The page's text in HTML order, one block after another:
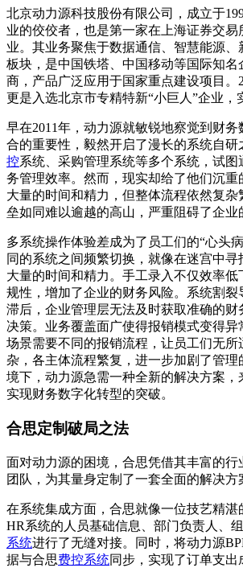
北京动力源科技股份有限公司，成立于
业的佼佼者，也是第一家在上海证券交易
业。其业务聚焦于数据通信、智慧能源
板块，是中国铁塔、中国移动等国际知名
商，产品广泛应用于国家重点建设项目。
更是入选北京市专精特新“小巨人”企业，
早在2011年，动力源就敏锐地察觉到财
合的重要性，毅然开启了漫长的系统自研
控系统、采购管理系统等多个系统，试
务管理效率。然而，现实却给了他们沉重
大量的时间和精力，但整体流程依然复
垒如同难以逾越的高山，严重阻碍了企业
多系统操作体验差成为了员工们的“心头
同的系统之间频繁切换，就像在迷宫中寻
大量的时间和精力。手工录入不仅效率低
规性，增加了企业的财务风险。系统割裂
滞后，企业管理层无法及时获取准确的财
决策。业务覆盖面广使得报销模式变得异
场景需要不同的报销流程，让员工们无所
杂，各主体流程繁复，进一步加剧了管理
境下，动力源急需一种全新的解决方案，
实现财务数字化转型的突破。
合思定制破局之法
面对动力源的困境，合思凭借其丰富的行
团队，为其量身定制了一套全面的解决方
在系统集成方面，合思就像一位技艺精湛
HR系统的人员基础信息、部门负责人、
系统进行了无缝对接。同时，将动力源
据与合思费控系统同步，实现了订单支